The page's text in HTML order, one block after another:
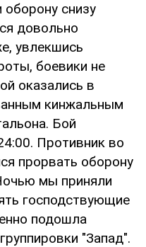
снизу
довольно
увлекшись
боевики не
оказались в
кинжальным
Бой
Противник во
прорвать оборону
мы приняли
господствующие
подошла
"Запад".